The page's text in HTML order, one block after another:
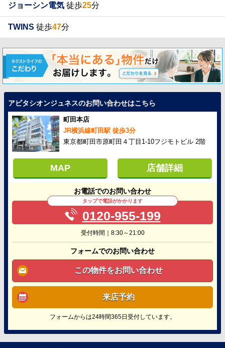
ジョーシン電気 徒歩25分
TWINS 徒歩47分
アビタシオンジュネスのお問い合わせはこちら
町田本店
JR横浜線町田駅 徒歩3分
東京都町田市原町田４丁目1-10フジモトビル 2階
MAP 店舗詳細
お電話でのお問い合わせ
タップで電話がかかります
0120-955-199
受付時間｜8:30～21:00
フォームでのお問い合わせ
この物件をお問い合わせ
来店予約
フォームからは24時間365日受付しています。